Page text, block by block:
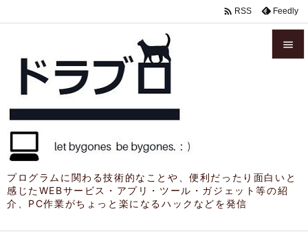
プログラムに関わる技術的なことや、便利だったり面白いと
感じたWEBサービス・アプリ・ツール・ガジェット等の紹
介、PC作業がちょっと楽になるハックなどを発信


次へ
 RSS Feedly